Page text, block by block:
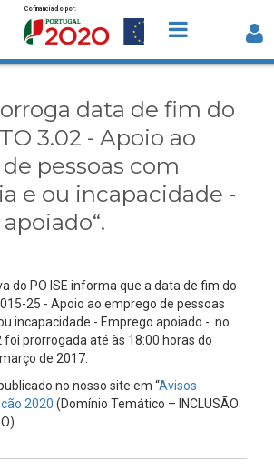
ao emprego de
deficiência e ou
- Emprego apoiado“. -
Cofinanciado por:
data de fim do
3.02 - Apoio ao
pessoas com
e ou incapacidade -
do PO ISE informa que a data de fim do
25 - Apoio ao emprego de pessoas
incapacidade - Emprego apoiado - no
foi prorrogada até às 18:00 horas do
de 2017.
no nosso site em “Avisos
2020 (Domínio Temático – INCLUSÃO